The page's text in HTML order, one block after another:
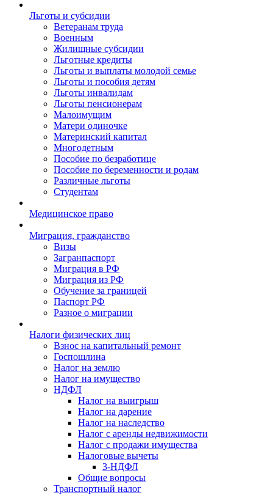
Льготы и субсидии
Ветеранам труда
Военным
Жилищные субсидии
Льготные кредиты
Льготы и выплаты молодой семье
Льготы и пособия детям
Льготы инвалидам
Льготы пенсионерам
Малоимущим
Матери одиночке
Материнский капитал
Многодетным
Пособие по безработице
Пособие по беременности и родам
Различные льготы
Студентам
Медицинское право
Миграция, гражданство
Визы
Загранпаспорт
Миграция в РФ
Миграция из РФ
Обучение за границей
Паспорт РФ
Разное о миграции
Налоги физических лиц
Взнос на капитальный ремонт
Госпошлина
Налог на землю
Налог на имущество
НДФЛ
Налог на выигрыш
Налог на дарение
Налог на наследство
Налог с аренды недвижимости
Налог с продажи имущества
Налоговые вычеты
3-НДФЛ
Общие вопросы
Транспортный налог